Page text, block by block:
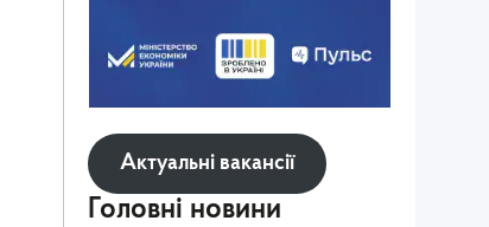
Актуальні вакансії
Головні новини